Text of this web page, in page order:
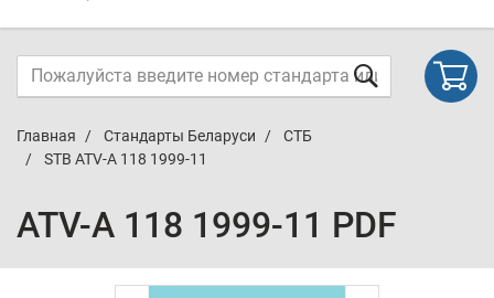
Главная Стандарты Беларуси
СТБ
STB ATV-A 118 1999-11
ATV-A 118 1999-11 PDF